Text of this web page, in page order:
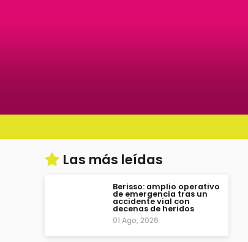
Las más leídas
Berisso: amplio operativo
de emergencia tras un
accidente vial con
decenas de heridos
01 Ago, 2026